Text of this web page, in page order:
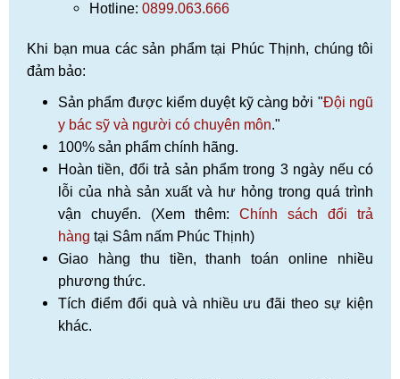
Hotline: 0899.063.666
Khi bạn mua các sản phẩm tại Phúc Thịnh, chúng tôi
đảm bảo:
Sản phẩm được kiểm duyệt kỹ càng bởi "Đội ngũ
y bác sỹ và người có chuyên môn."
100% sản phẩm chính hãng.
Hoàn tiền, đổi trả sản phẩm trong 3 ngày nếu có
lỗi của nhà sản xuất và hư hỏng trong quá trình
vận chuyển. (Xem thêm: Chính sách đổi trả
hàng tại Sâm nấm Phúc Thịnh)
Giao hàng thu tiền, thanh toán online nhiều
phương thức.
Tích điểm đổi quà và nhiều ưu đãi theo sự kiện
khác.